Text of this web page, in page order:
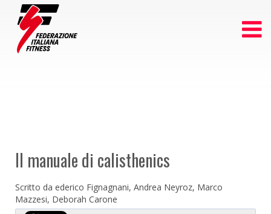
Il manuale di calisthenics
Scritto da ederico Fignagnani, Andrea Neyroz, Marco
Mazzesi, Deborah Carone